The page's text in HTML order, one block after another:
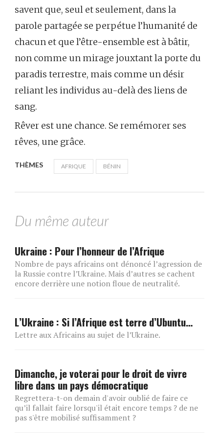
savent que, seul et seulement, dans la
parole partagée se perpétue l’humanité de
chacun et que l’être-ensemble est à bâtir,
non comme un mirage jouxtant la porte du
paradis terrestre, mais comme un désir
reliant les individus au-delà des liens de
sang.
Rêver est une chance. Se remémorer ses
rêves, une grâce.
THÈMES AFRIQUE BÉNIN
Du même auteur
Ukraine : Pour l’honneur de l’Afrique
Nombre de pays africains ont dénoncé l’agression de
la Russie contre l’Ukraine. Mais d’autres se cachent
encore derrière une notion floue de neutralité.
L’Ukraine : Si l’Afrique est terre d’Ubuntu…
Lettre aux Africains au sujet de l’Ukraine.
Dimanche, je voterai pour le droit de vivre
libre dans un pays démocratique
Regrettera-t-on demain d'avoir oublié de faire ce
qu’il fallait faire lorsqu'il était encore temps ? de ne
pas s'être mobilisé suffisamment ?